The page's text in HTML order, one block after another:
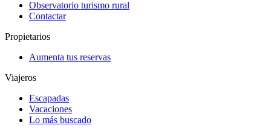
Observatorio turismo rural
Contactar
Propietarios
Aumenta tus reservas
Viajeros
Escapadas
Vacaciones
Lo más buscado